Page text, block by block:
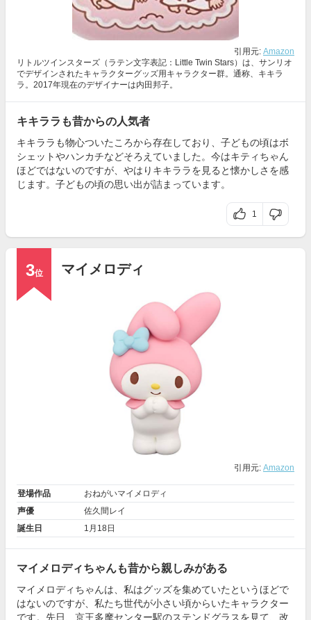
引用元: Amazon
リトルツインスターズ（ラテン文字表記：Little Twin Stars）は、サンリオ
でデザインされたキャラクターグッズ用キャラクター群。通称、キキラ
ラ。2017年現在のデザイナーは内田邦子。
キキララも昔からの人気者
キキララも物心ついたころから存在しており、子どもの頃はボ
シェットやハンカチなどそろえていました。今はキティちゃん
ほどではないのですが、やはりキキララを見ると懐かしさを感
じます。子どもの頃の思い出が詰まっています。
1
3位 マイメロディ
引用元: Amazon
登場作品
おねがいマイメロディ
声優
佐久間レイ
誕生日
1月18日
マイメロディちゃんも昔から親しみがある
マイメロディちゃんは、私はグッズを集めていたというほどで
はないのですが、私たち世代が小さい頃からいたキャラクター
です。先日、京王多摩センター駅のステンドグラスを見て、改